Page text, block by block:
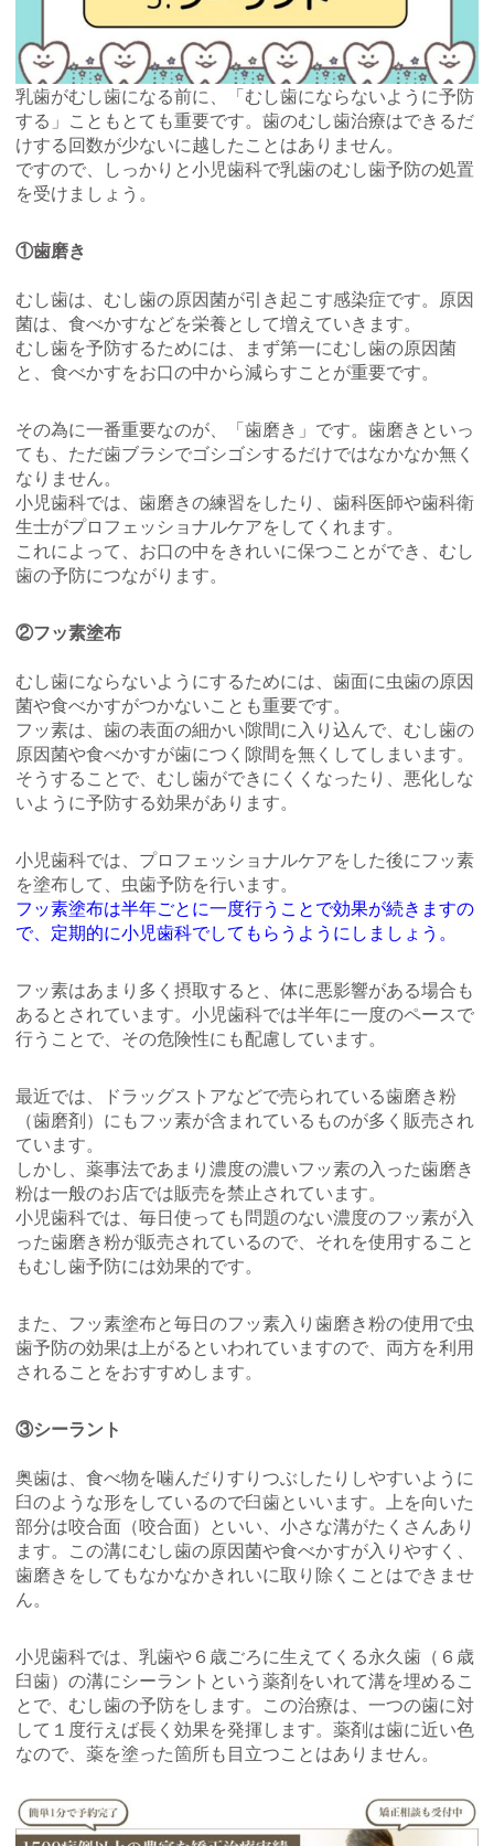
乳歯がむし歯になる前に、「むし歯にならないように予防
する」こともとても重要です。歯のむし歯治療はできるだ
けする回数が少ないに越したことはありません。
ですので、しっかりと小児歯科で乳歯のむし歯予防の処置
を受けましょう。
①歯磨き
むし歯は、むし歯の原因菌が引き起こす感染症です。原因
菌は、食べかすなどを栄養として増えていきます。
むし歯を予防するためには、まず第一にむし歯の原因菌
と、食べかすをお口の中から減らすことが重要です。
その為に一番重要なのが、「歯磨き」です。歯磨きといっ
ても、ただ歯ブラシでゴシゴシするだけではなかなか無く
なりません。
小児歯科では、歯磨きの練習をしたり、歯科医師や歯科衛
生士がプロフェッショナルケアをしてくれます。
これによって、お口の中をきれいに保つことができ、むし
歯の予防につながります。
②フッ素塗布
むし歯にならないようにするためには、歯面に虫歯の原因
菌や食べかすがつかないことも重要です。
フッ素は、歯の表面の細かい隙間に入り込んで、むし歯の
原因菌や食べかすが歯につく隙間を無くしてしまいます。
そうすることで、むし歯ができにくくなったり、悪化しな
いように予防する効果があります。
小児歯科では、プロフェッショナルケアをした後にフッ素
を塗布して、虫歯予防を行います。
フッ素塗布は半年ごとに一度行うことで効果が続きますの
で、定期的に小児歯科でしてもらうようにしましょう。
フッ素はあまり多く摂取すると、体に悪影響がある場合も
あるとされています。小児歯科では半年に一度のペースで
行うことで、その危険性にも配慮しています。
最近では、ドラッグストアなどで売られている歯磨き粉
（歯磨剤）にもフッ素が含まれているものが多く販売され
ています。
しかし、薬事法であまり濃度の濃いフッ素の入った歯磨き
粉は一般のお店では販売を禁止されています。
小児歯科では、毎日使っても問題のない濃度のフッ素が入
った歯磨き粉が販売されているので、それを使用すること
もむし歯予防には効果的です。
また、フッ素塗布と毎日のフッ素入り歯磨き粉の使用で虫
歯予防の効果は上がるといわれていますので、両方を利用
されることをおすすめします。
③シーラント
奥歯は、食べ物を噛んだりすりつぶしたりしやすいように
臼のような形をしているので臼歯といいます。上を向いた
部分は咬合面（咬合面）といい、小さな溝がたくさんあり
ます。この溝にむし歯の原因菌や食べかすが入りやすく、
歯磨きをしてもなかなかきれいに取り除くことはできませ
ん。
小児歯科では、乳歯や６歳ごろに生えてくる永久歯（６歳
臼歯）の溝にシーラントという薬剤をいれて溝を埋めるこ
とで、むし歯の予防をします。この治療は、一つの歯に対
して１度行えば長く効果を発揮します。薬剤は歯に近い色
なので、薬を塗った箇所も目立つことはありません。